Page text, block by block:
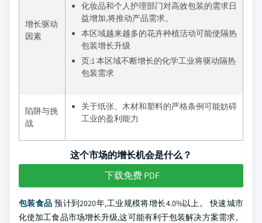
增长驱动
因素
化妆品和个人护理部门对高效包装的需求日
益增加,将推动产品需求。
本区域越来越多的花卉种植活动可能使隔热
包装增长升级
页:1 本区域不断增长的化学工业将驱动隔热
包装需求
陷阱与挑
战
关于纸张、木材和塑料的严格条例可能妨碍
工业的盈利能力
这个市场的增长机会是什么？
下载免费 PDF
包装食品预计到2020年,工业规模将增长4.0%以上。 快速城市
化使加工食品市场增长升级,这可能有利于包装解决方案需求。